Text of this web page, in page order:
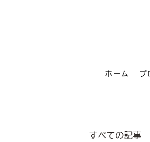
ホーム プ
すべての記事